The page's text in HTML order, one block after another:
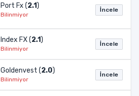
Port Fx (2.1)
Bilinmiyor
İncele
Index FX (2.1)
Bilinmiyor
İncele
Goldenvest (2.0)
Bilinmiyor
İncele